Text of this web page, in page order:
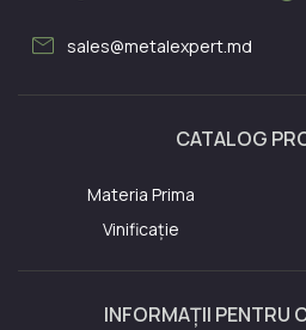
mail sales@metalexpert.md
CATALOG
Materia Prima
Vinificație
INFORMAȚII PENTRU